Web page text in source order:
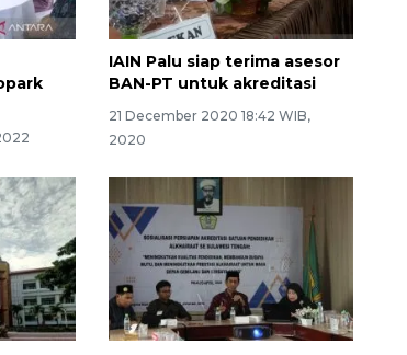
IAIN Palu siap terima asesor
BAN-PT untuk akreditasi
21 December 2020 18:42 WIB,
2020